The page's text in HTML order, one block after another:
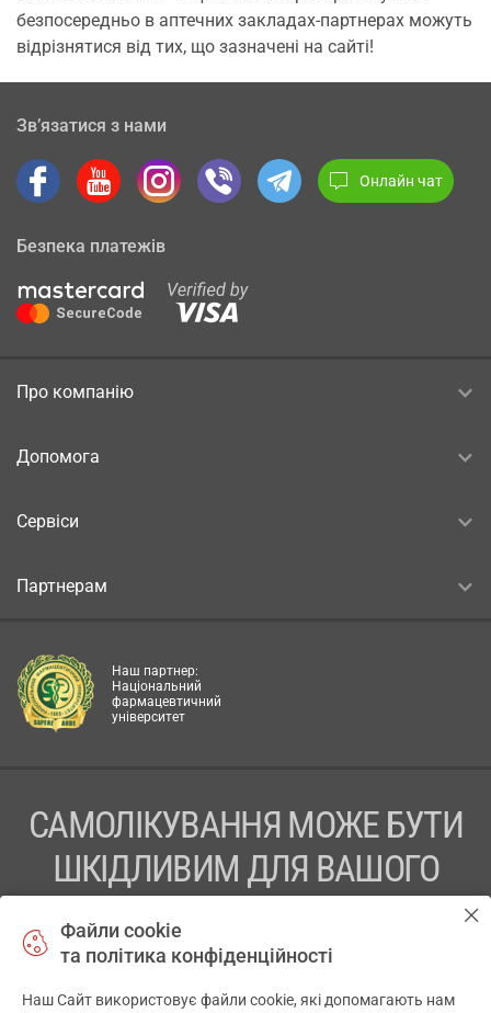
безпосередньо в аптечних закладах-партнерах можуть
відрізнятися від тих, що зазначені на сайті!
Зв’язатися з нами
Онлайн чат
Безпека платежів
Про компанію
Допомога
Сервіси
Партнерам
Наш партнер:
Національний
фармацевтичний
університет
САМОЛІКУВАННЯ МОЖЕ БУТИ
ШКІДЛИВИМ ДЛЯ ВАШОГО
ПЕРЕД ЗАСТОСУВАННЯМ ПРЕПАРАТУ ПРОКОНСУЛЬТУЙТЕСЬ
Файли cookie
та політика конфіденційності
Наш Сайт використовує файли cookie, які допомагають нам